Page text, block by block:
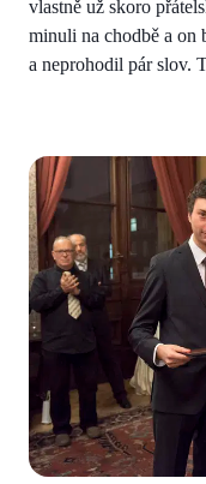
vlastně už skoro
minuli na chodbě a on
a neprohodil pár slov.